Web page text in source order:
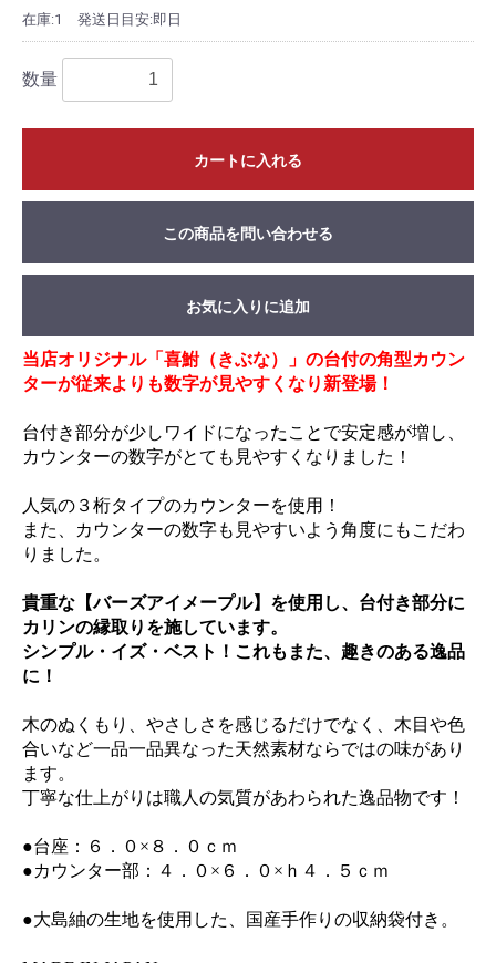
在庫:1 発送日目安:即日
数量
カートに入れる
この商品を問い合わせる
お気に入りに追加
当店オリジナル「喜鮒（きぶな）」の台付の角型カウン
ターが従来よりも数字が見やすくなり新登場！
台付き部分が少しワイドになったことで安定感が増し、
カウンターの数字がとても見やすくなりました！
人気の３桁タイプのカウンターを使用！
また、カウンターの数字も見やすいよう角度にもこだわ
りました。
貴重な【バーズアイメープル】を使用し、台付き部分に
カリンの縁取りを施しています。
シンプル・イズ・ベスト！これもまた、趣きのある逸品
に！
木のぬくもり、やさしさを感じるだけでなく、木目や色
合いなど一品一品異なった天然素材ならではの味があり
ます。
丁寧な仕上がりは職人の気質があわられた逸品物です！
●台座：６．０×８．０ｃｍ
●カウンター部：４．０×６．０×ｈ４．５ｃｍ
●大島紬の生地を使用した、国産手作りの収納袋付き。